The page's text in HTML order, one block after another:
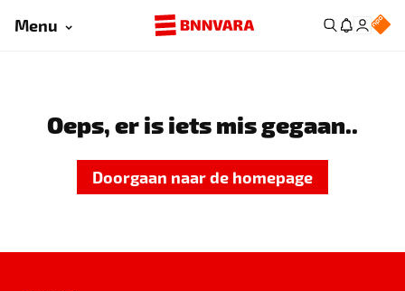
Menu
Oeps, er is iets mis gegaan..
Doorgaan naar de homepage